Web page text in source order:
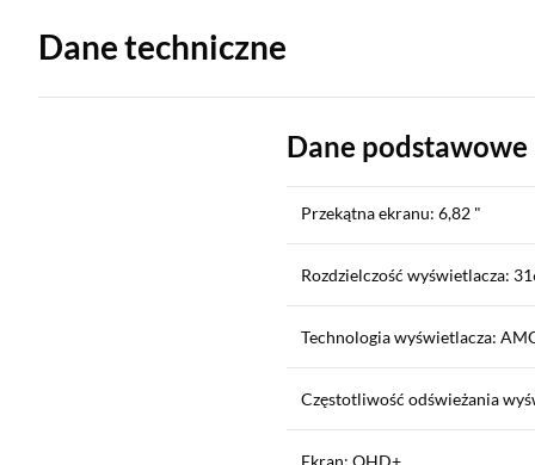
Dane techniczne
Dane podstawowe
Przekątna ekranu: 6,82 "
Rozdzielczość wyświetlacza:
Technologia wyświetlacza:
Częstotliwość odświeżania